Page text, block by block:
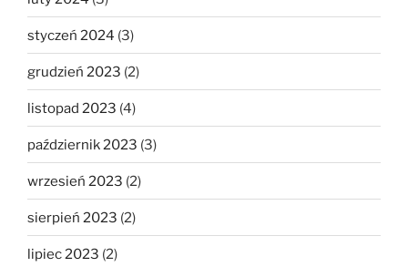
styczeń 2024 (3)
grudzień 2023 (2)
listopad 2023 (4)
październik 2023 (3)
wrzesień 2023 (2)
sierpień 2023 (2)
lipiec 2023 (2)